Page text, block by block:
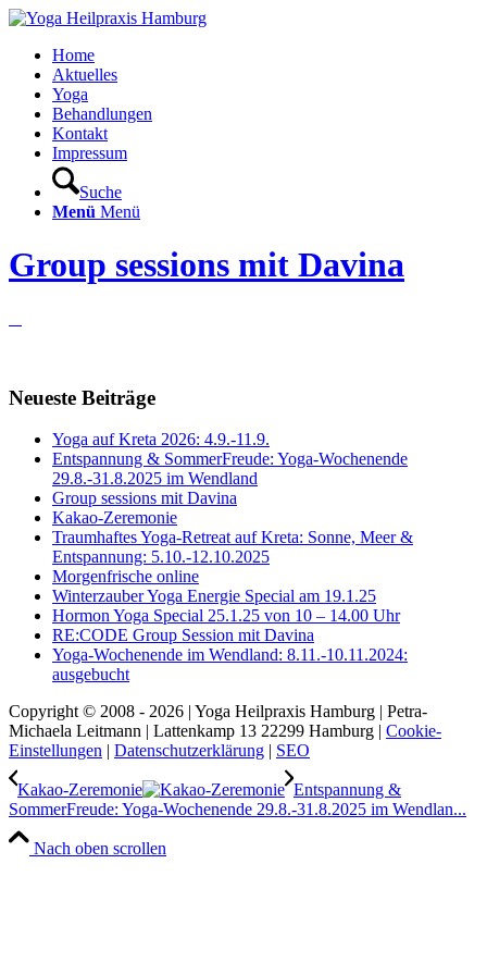
Home
Aktuelles
Yoga
Behandlungen
Kontakt
Impressum
Suche
Menü Menü
Group sessions mit Davina
Neueste Beiträge
Yoga auf Kreta 2026: 4.9.-11.9.
Entspannung & SommerFreude: Yoga-Wochenende
29.8.-31.8.2025 im Wendland
Group sessions mit Davina
Kakao-Zeremonie
Traumhaftes Yoga-Retreat auf Kreta: Sonne, Meer &
Entspannung: 5.10.-12.10.2025
Morgenfrische online
Winterzauber Yoga Energie Special am 19.1.25
Hormon Yoga Special 25.1.25 von 10 – 14.00 Uhr
RE:CODE Group Session mit Davina
Yoga-Wochenende im Wendland: 8.11.-10.11.2024:
ausgebucht
Copyright © 2008 - 2026 | Yoga Heilpraxis Hamburg | Petra-
Michaela Leitmann | Lattenkamp 13 22299 Hamburg | Cookie-
Einstellungen | Datenschutzerklärung | SEO
Kakao-Zeremonie
Entspannung &
SommerFreude: Yoga-Wochenende 29.8.-31.8.2025 im Wendlan...
Nach oben scrollen